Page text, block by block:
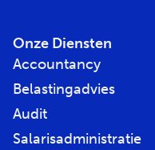
Onze Diensten
Accountancy
Belastingadvies
Audit
Salarisadministratie